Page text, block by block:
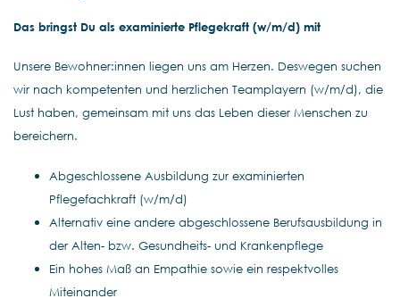
Das bringst Du als examinierte Pflegekraft (w/m/d) mit
Unsere Bewohner:innen liegen uns am Herzen. Deswegen suchen
wir nach kompetenten und herzlichen Teamplayern (w/m/d), die
Lust haben, gemeinsam mit uns das Leben dieser Menschen zu
bereichern.
Abgeschlossene Ausbildung zur examinierten
Pflegefachkraft (w/m/d)
Alternativ eine andere abgeschlossene Berufsausbildung in
der Alten- bzw. Gesundheits- und Krankenpflege
Ein hohes Maß an Empathie sowie ein respektvolles
Miteinander